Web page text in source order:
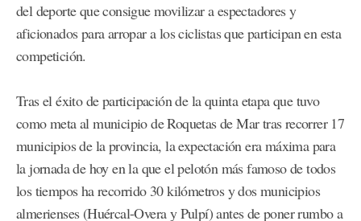
del deporte que consigue movilizar a espectadores y
aficionados para arropar a los ciclistas que participan en esta
competición.
Tras el éxito de participación de la quinta etapa que tuvo
como meta al municipio de Roquetas de Mar tras recorrer 17
municipios de la provincia, la expectación era máxima para
la jornada de hoy en la que el pelotón más famoso de todos
los tiempos ha recorrido 30 kilómetros y dos municipios
almerienses (Huércal-Overa y Pulpí) antes de poner rumbo a